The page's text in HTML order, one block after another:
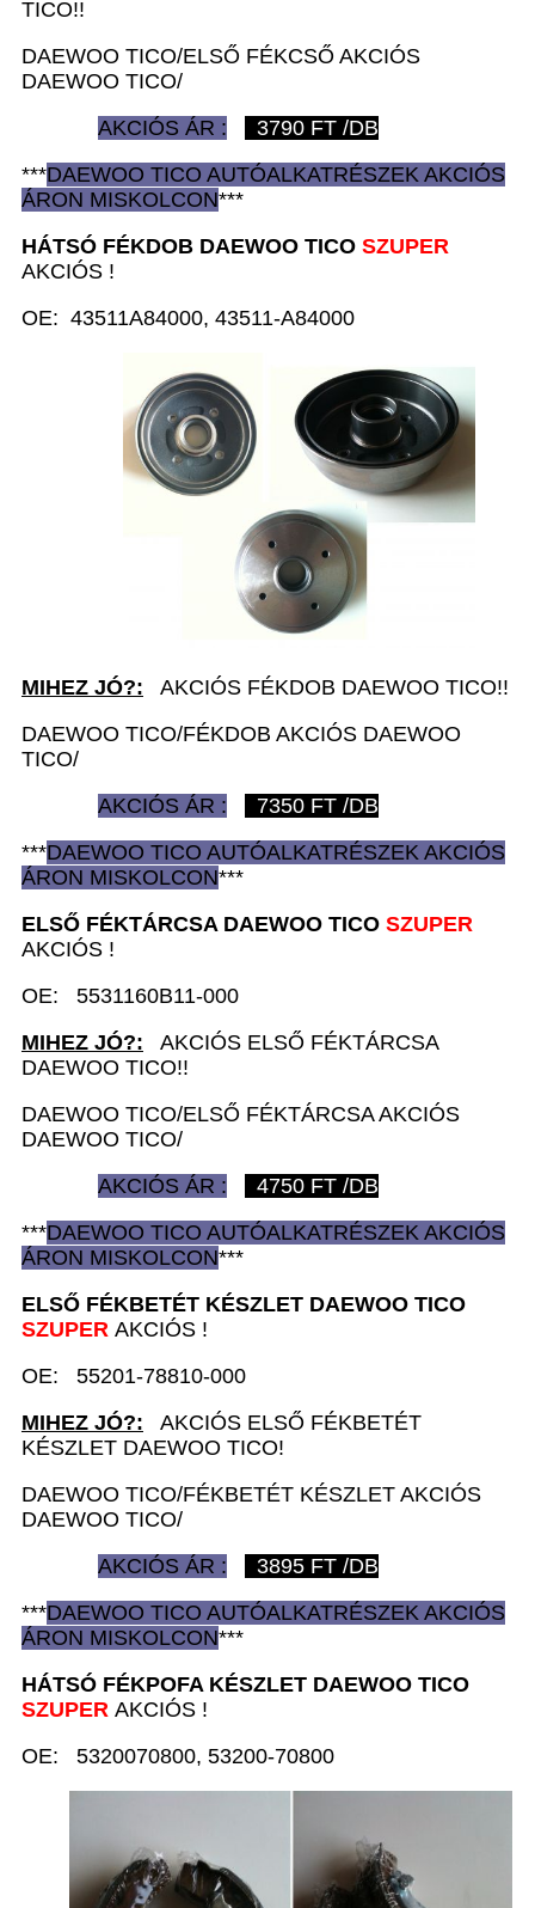
TICO!!
DAEWOO TICO/ELSŐ FÉKCSŐ AKCIÓS
DAEWOO TICO/
AKCIÓS ÁR :
3790 FT /DB
***DAEWOO TICO AUTÓALKATRÉSZEK AKCIÓS
ÁRON MISKOLCON***
HÁTSÓ FÉKDOB DAEWOO TICO SZUPER
AKCIÓS !
OE: 43511A84000, 43511-A84000
MIHEZ JÓ?: AKCIÓS FÉKDOB DAEWOO TICO!!
DAEWOO TICO/FÉKDOB AKCIÓS DAEWOO
TICO/
AKCIÓS ÁR :
7350 FT /DB
***DAEWOO TICO AUTÓALKATRÉSZEK AKCIÓS
ÁRON MISKOLCON***
ELSŐ FÉKTÁRCSA DAEWOO TICO SZUPER
AKCIÓS !
OE: 5531160B11-000
MIHEZ JÓ?: AKCIÓS ELSŐ FÉKTÁRCSA
DAEWOO TICO!!
DAEWOO TICO/ELSŐ FÉKTÁRCSA AKCIÓS
DAEWOO TICO/
AKCIÓS ÁR :
4750 FT /DB
***DAEWOO TICO AUTÓALKATRÉSZEK AKCIÓS
ÁRON MISKOLCON***
ELSŐ FÉKBETÉT KÉSZLET DAEWOO TICO
SZUPER AKCIÓS !
OE: 55201-78810-000
MIHEZ JÓ?: AKCIÓS ELSŐ FÉKBETÉT
KÉSZLET DAEWOO TICO!
DAEWOO TICO/FÉKBETÉT KÉSZLET AKCIÓS
DAEWOO TICO/
AKCIÓS ÁR :
3895 FT /DB
***DAEWOO TICO AUTÓALKATRÉSZEK AKCIÓS
ÁRON MISKOLCON***
HÁTSÓ FÉKPOFA KÉSZLET DAEWOO TICO
SZUPER AKCIÓS !
OE: 5320070800, 53200-70800